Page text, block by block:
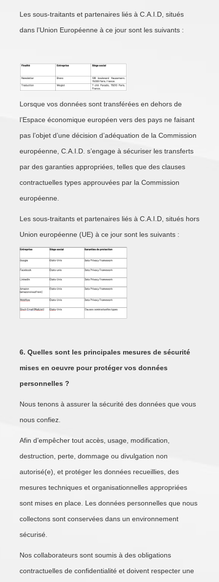
Les sous-traitants et partenaires liés à C.A.I.D, situés
dans l’Union Européenne à ce jour sont les suivants :
Lorsque vos données sont transférées en dehors de
l’Espace économique européen vers des pays ne faisant
pas l’objet d’une décision d’adéquation de la Commission
européenne, C.A.I.D. s’engage à sécuriser les transferts
par des garanties appropriées, telles que des clauses
contractuelles types approuvées par la Commission
européenne.
Les sous-traitants et partenaires liés à C.A.I.D, situés hors
Union européenne (UE) à ce jour sont les suivants :
6. Quelles sont les principales mesures de sécurité
mises en oeuvre pour protéger vos données
personnelles ?
Nous tenons à assurer la sécurité des données que vous
nous confiez.
Afin d’empêcher tout accès, usage, modification,
destruction, perte, dommage ou divulgation non
autorisé(e), et protéger les données recueillies, des
mesures techniques et organisationnelles appropriées
sont mises en place. Les données personnelles que nous
collectons sont conservées dans un environnement
sécurisé.
Nos collaborateurs sont soumis à des obligations
contractuelles de confidentialité et doivent respecter une